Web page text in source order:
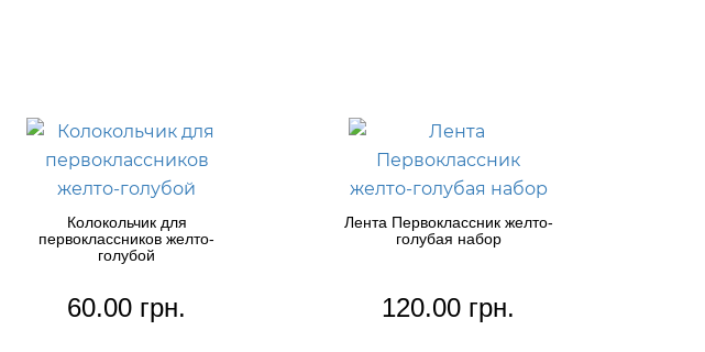
Колокольчик для
первоклассников желто-
голубой
60.00 грн.
Лента Первоклассник желто-
голубая набор
120.00 грн.